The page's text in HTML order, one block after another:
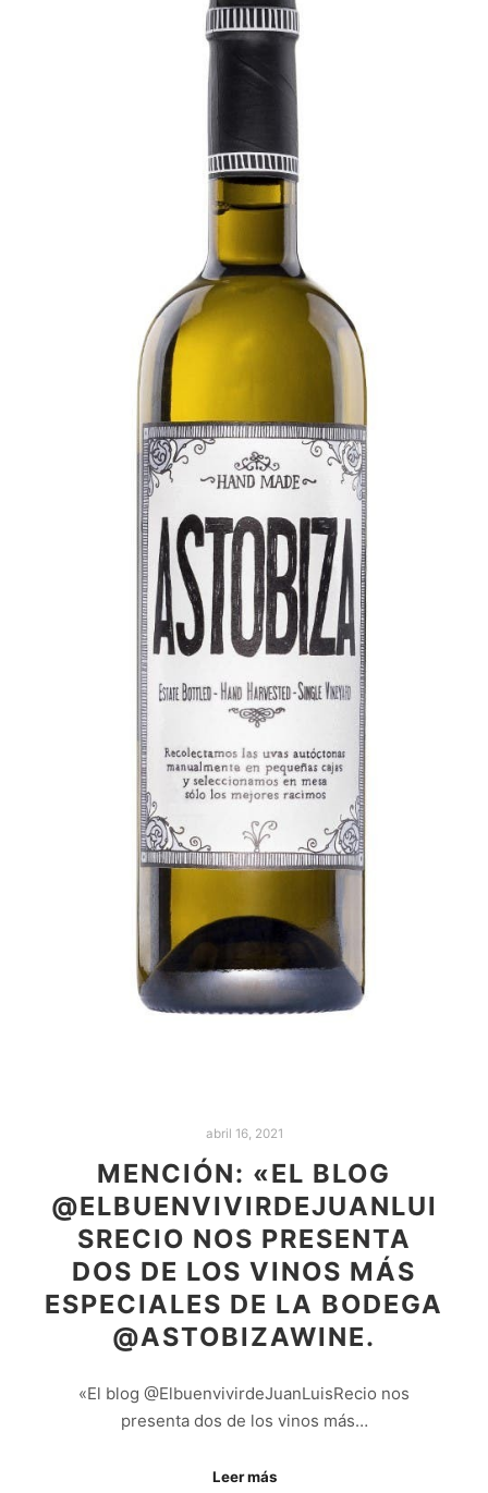
abril 16, 2021
MENCIÓN: «EL BLOG
@ELBUENVIVIRDEJUANLUI
SRECIO NOS PRESENTA
DOS DE LOS VINOS MÁS
ESPECIALES DE LA BODEGA
@ASTOBIZAWINE.
«El blog @ElbuenvivirdeJuanLuisRecio nos
presenta dos de los vinos más…
Leer más